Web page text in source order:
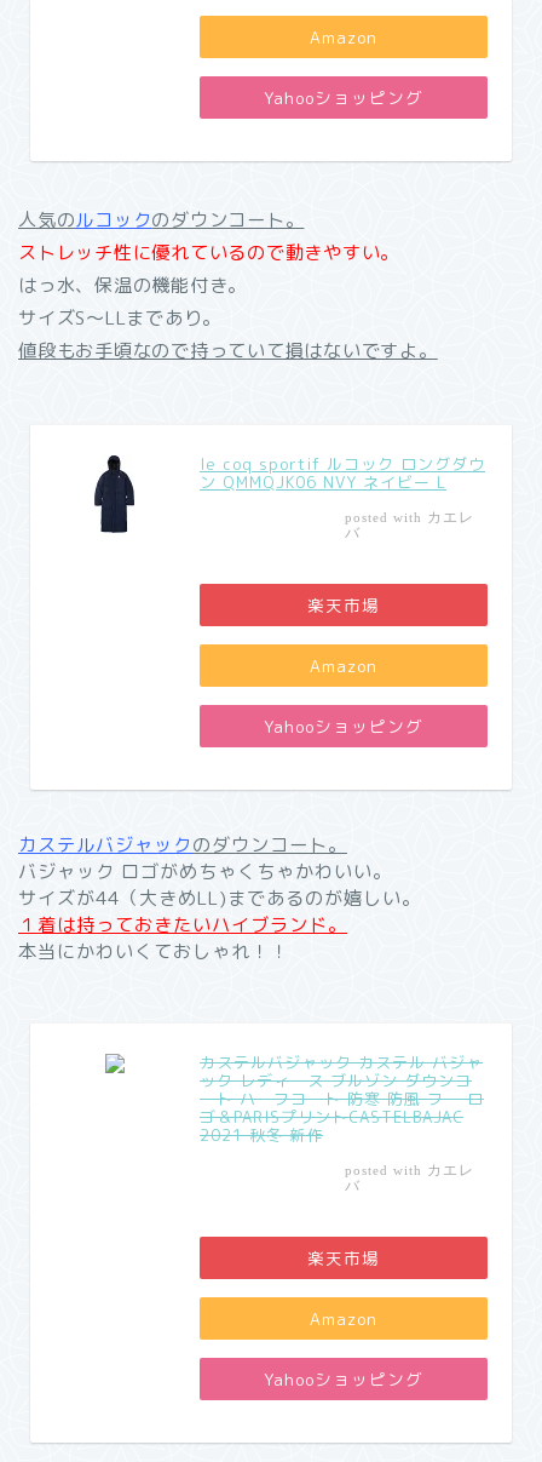
Amazon
Yahooショッピング
人気のルコックのダウンコート。
ストレッチ性に優れているので動きやすい。
はっ水、保温の機能付き。
サイズS〜LLまであり。
値段もお手頃なので持っていて損はないですよ。
le coq sportif ルコック ロングダウ
ン QMMQJK06 NVY ネイビー L
posted with カエレ
バ
楽天市場
Amazon
Yahooショッピング
カステルバジャックのダウンコート。
バジャック ロゴがめちゃくちゃかわいい。
サイズが44（大きめLL)まであるのが嬉しい。
１着は持っておきたいハイブランド。
本当にかわいくておしゃれ！！
カステルバジャック カステル バジャ
ック レディース ブルゾン ダウンコ
ート ハーフコート 防寒 防風 フー ロ
ゴ＆PARISプリントCASTELBAJAC
2021 秋冬 新作
posted with カエレ
バ
楽天市場
Amazon
Yahooショッピング